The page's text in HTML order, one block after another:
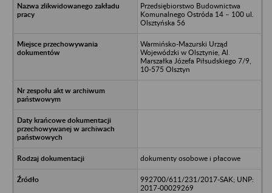
Przedsiębiorstwo Budownictwa
Komunalnego Ostróda 14 – 100 ul.
Olsztyńska 56
Warmińsko-Mazurski Urząd
Wojewódzki w Olsztynie, Al.
Marszałka Józefa Piłsudskiego 7/9,
10-575 Olsztyn
dokumenty osobowe i płacowe
992700/611/231/2017-SAK; UNP:
2017-00029269